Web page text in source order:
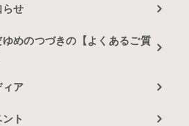
らせ
ゆめのつづきの【よくあるご質
ィア
ト